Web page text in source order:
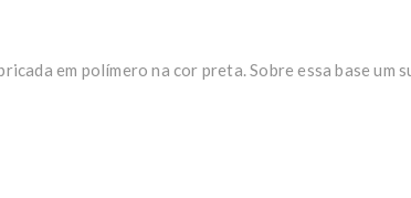
em polímero na cor preta. Sobre essa base um